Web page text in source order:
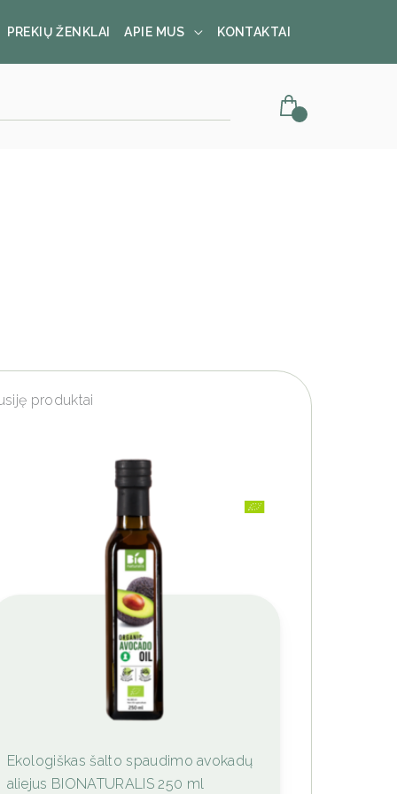
PREKIŲ ŽENKLAI APIE MUS KONTAKTAI
produktai
Ekologiškas šalto spaudimo avokadų
aliejus BIONATURALIS 250 ml
This
product